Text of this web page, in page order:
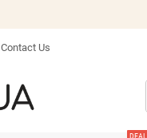
Contact Us